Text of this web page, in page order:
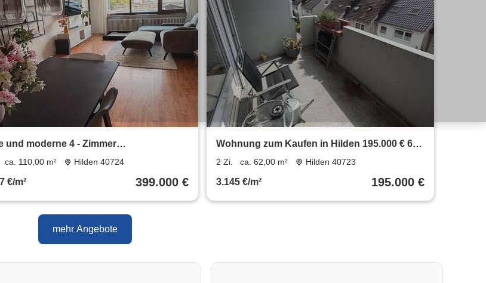
und moderne 4 - Zimmer
mit Garten
ca. 110,00 m² Hilden 40724
€/m² 399.000 €
Wohnung zum Kaufen in Hilden 195.000 € 62
m²
2 Zi. ca. 62,00 m² Hilden 40723
3.145 €/m² 195.000 €
mehr Angebote